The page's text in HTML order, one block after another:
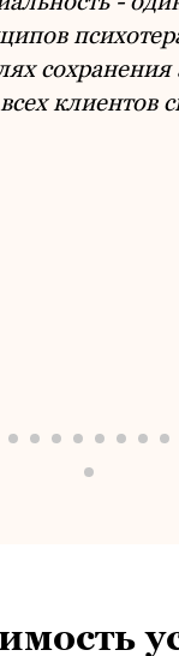
клиентов